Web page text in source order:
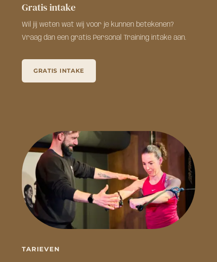
Gratis intake
Wil jij weten wat wij voor je kunnen betekenen?
Vraag dan een gratis Personal Training intake aan.
GRATIS INTAKE
TARIEVEN